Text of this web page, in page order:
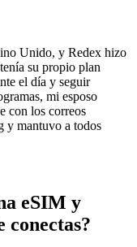
Unido, y Redex hizo
su propio plan
el día y seguir
mi esposo
con los correos
y mantuvo a todos
eSIM y
conectas?